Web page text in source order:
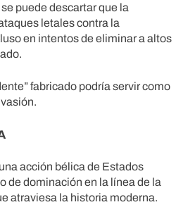
puede descartar que la
letales contra la
en intentos de eliminar a altos
fabricado podría servir como
acción bélica de Estados
de dominación en la línea de la
atraviesa la historia moderna.